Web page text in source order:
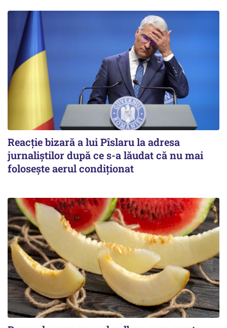
Reacție bizară a lui Pîslaru la adresa
jurnaliștilor după ce s-a lăudat că nu mai
folosește aerul condiționat